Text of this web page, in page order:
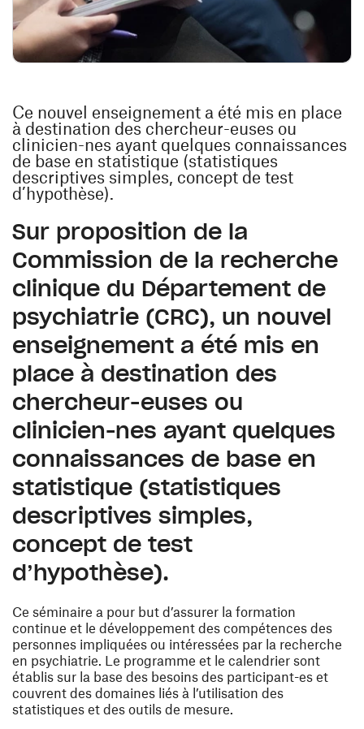
Ce nouvel enseignement a été mis en place
à destination des chercheur-euses ou
clinicien-nes ayant quelques connaissances
de base en statistique (statistiques
descriptives simples, concept de test
d’hypothèse).
Sur proposition de la
Commission de la recherche
clinique du Département de
psychiatrie (CRC), un nouvel
enseignement a été mis en
place à destination des
chercheur-euses ou
clinicien-nes ayant quelques
connaissances de base en
statistique (statistiques
descriptives simples,
concept de test
d’hypothèse).
Ce séminaire a pour but d’assurer la formation
continue et le développement des compétences des
personnes impliquées ou intéressées par la recherche
en psychiatrie. Le programme et le calendrier sont
établis sur la base des besoins des participant-es et
couvrent des domaines liés à l’utilisation des
statistiques et des outils de mesure.